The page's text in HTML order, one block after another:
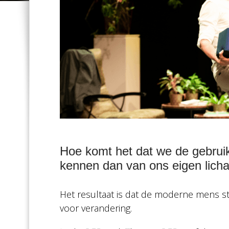
theatertoer-
richard-
de-
OERsterk
TheatertOER
Hoe komt het dat we de
kennen dan van ons eigen
Het resultaat is dat de moderne mens
voor verandering.